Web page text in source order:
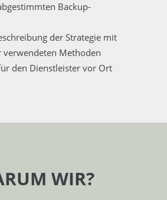
Backup-
der Strategie mit
verwendeten Methoden
den Dienstleister vor Ort
WIR?